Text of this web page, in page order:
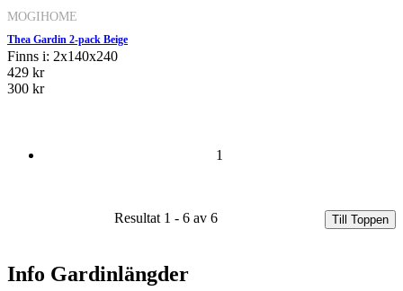
MOGIHOME
Thea Gardin 2-pack Beige
Finns i: 2x140x240
429 kr
300 kr
1
Resultat 1 - 6 av 6 Till Toppen
Info Gardinlängder